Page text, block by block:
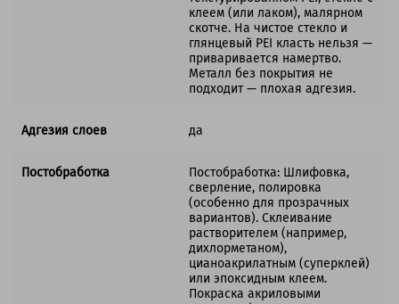
клеем (или лаком), малярном
скотче. На чистое стекло и
глянцевый PEI класть нельзя —
приваривается намертво.
Металл без покрытия не
подходит — плохая адгезия.
Адгезия слоев да
Постобработка
Постобработка: Шлифовка,
сверление, полировка
(особенно для прозрачных
вариантов). Склеивание
растворителем (например,
дихлорметаном),
цианоакрилатным (суперклей)
или эпоксидным клеем.
Покраска акриловыми